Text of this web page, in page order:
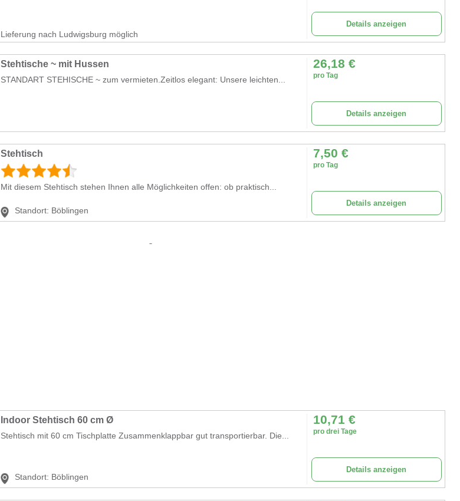
Lieferung nach Ludwigsburg möglich
Details anzeigen
Stehtische ~ mit Hussen
STANDART STEHISCHE ~ zum vermieten.Zeitlos elegant: Unsere leichten...
26,18 €
pro Tag
Details anzeigen
Stehtisch
Mit diesem Stehtisch stehen Ihnen alle Möglichkeiten offen: ob praktisch...
Standort: Böblingen
7,50 €
pro Tag
Details anzeigen
Indoor Stehtisch 60 cm Ø
Stehtisch mit 60 cm Tischplatte Zusammenklappbar gut transportierbar. Die...
Standort: Böblingen
10,71 €
pro drei Tage
Details anzeigen